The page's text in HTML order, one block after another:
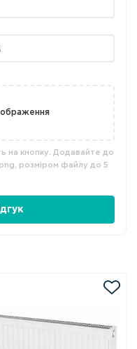
на кнопку. Додавайте до
розміром файлу до 5